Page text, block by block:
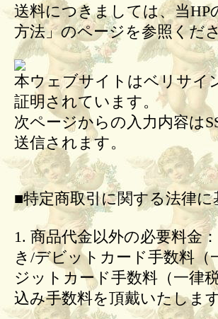
送料につきましては、当HP
方法」のページを参照くださ
本ウェブサイトはベリサイ
証明されています。
次ページからの入力内容は
送信されます。
■特定商取引に関する法律に
1. 商品代金以外の必要料金
き/デビットカード手数料（
ジットカード手数料（一律
込み手数料を頂戴いたします